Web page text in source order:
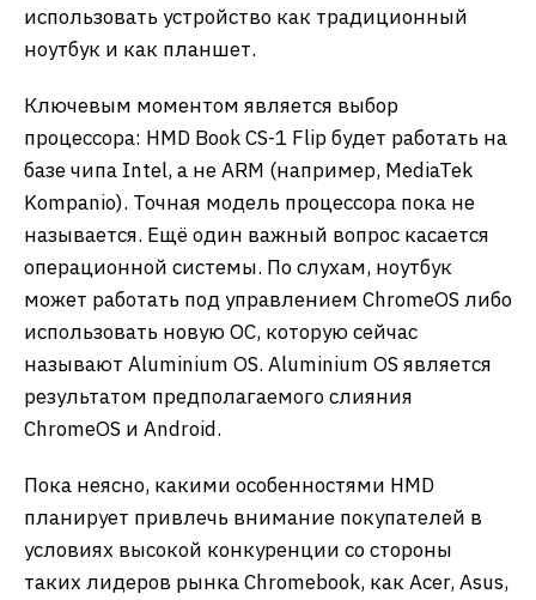
использовать устройство как традиционный
ноутбук и как планшет.
​Ключевым моментом является выбор
процессора: HMD Book CS-1 Flip будет работать на
базе чипа Intel, а не ARM (например, MediaTek
Kompanio). Точная модель процессора пока не
называется. ​Ещё один важный вопрос касается
операционной системы. По слухам, ноутбук
может работать под управлением ChromeOS либо
использовать новую ОС, которую сейчас
называют Aluminium OS. Aluminium OS является
результатом предполагаемого слияния
ChromeOS и Android.
Пока неясно, какими особенностями HMD
планирует привлечь внимание покупателей в
условиях высокой конкуренции со стороны
таких лидеров рынка Chromebook, как Acer, Asus,